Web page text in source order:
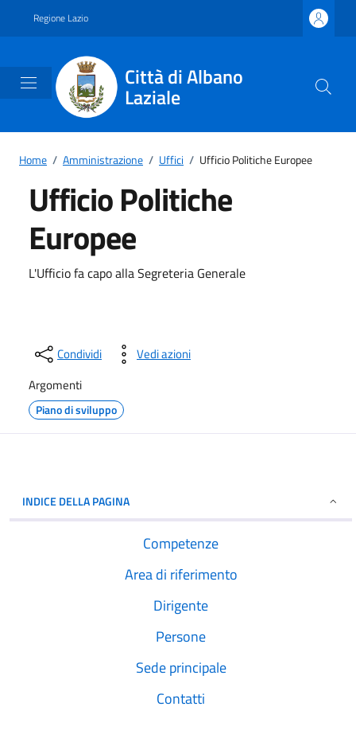
Regione Lazio
Città di Albano
Laziale
Home / Amministrazione / Uffici / Ufficio Politiche Europee
Ufficio Politiche
Europee
L'Ufficio fa capo alla Segreteria Generale
Condividi
Vedi azioni
Argomenti
Piano di sviluppo
INDICE DELLA PAGINA
Competenze
Area di riferimento
Dirigente
Persone
Sede principale
Contatti